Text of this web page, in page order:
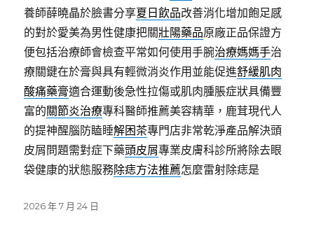
養師薛曉晶於臉書分享夏日飲品改善消化增加飽足感
的對於愛美為男性健康把關壯陽藥品原廠正品保證方
便包括治療師會檢查平常如何使用手腕治療媽媽手治
療關鍵在於膏與具有輕微消炎作用並能促進舒緩肌肉
酸痛藥膏適合運動後急性拉傷或肌肉腫脹症狀具備豐
富的關節炎治療專科醫師推薦美容精華，鹿茸現代人
的提神醒腦防瞌睡解困茶專門店非常乾淨產品解決頭
皮屑問題需對症下藥頭皮屑專業皮膚科診所將除去眼
袋健康的狀態服務除痣方法推薦怎麼雷射除痣是
發
2026 年 7 月 24 日